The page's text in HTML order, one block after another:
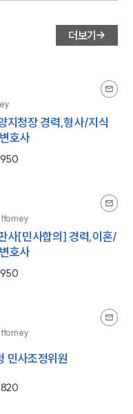
더보기
지청장 경력,형사/지식
호사
사[민사합의] 경력,이혼/
호사
민사조정위원